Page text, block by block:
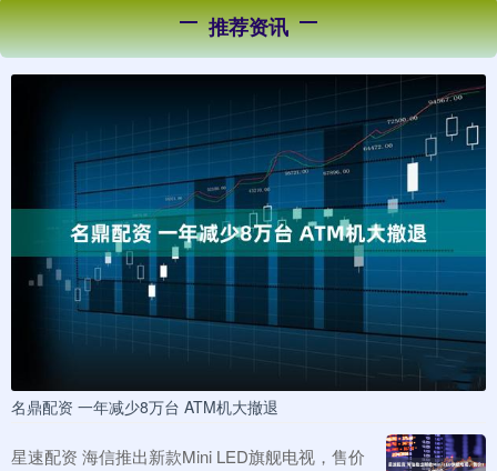
推荐资讯
名鼎配资 一年减少8万台 ATM机大撤退
星速配资 海信推出新款Mini LED旗舰电视，售价